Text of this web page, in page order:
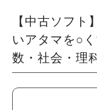
【中古ソフ
いアタマを○
数・社会・理